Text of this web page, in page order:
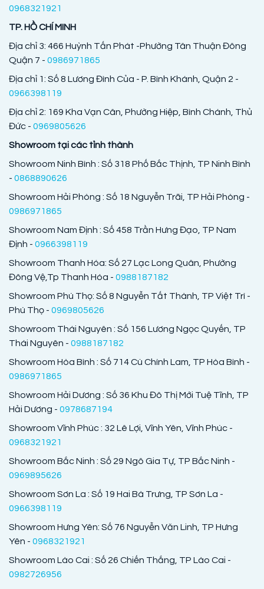
0968321921
TP. HỒ CHÍ MINH
Địa chỉ 3: 466 Huỳnh Tấn Phát -Phường Tân Thuận Đông
Quận 7 - 0986971865
Địa chỉ 1: Số 8 Lương Đình Của - P. Bình Khánh, Quận 2 -
0966398119
Địa chỉ 2: 169 Kha Vạn Cân, Phường Hiệp, Bình Chánh, Thủ
Đức - 0969805626
Showroom tại các tỉnh thành
Showroom Ninh Bình : Số 318 Phố Bắc Thịnh, TP Ninh Bình
- 0868890626
Showroom Hải Phòng : Số 18 Nguyễn Trãi, TP Hải Phòng -
0986971865
Showroom Nam Định : Số 458 Trần Hưng Đạo, TP Nam
Định - 0966398119
Showroom Thanh Hóa: Số 27 Lạc Long Quân, Phường
Đông Vệ,Tp Thanh Hóa - 0988187182
Showroom Phú Thọ: Số 8 Nguyễn Tất Thành, TP Việt Trì -
Phú Thọ - 0969805626
Showroom Thái Nguyên : Số 156 Lương Ngọc Quyến, TP
Thái Nguyên - 0988187182
Showroom Hòa Bình : Số 714 Cù Chính Lam, TP Hòa Bình -
0986971865
Showroom Hải Dương : Số 36 Khu Đô Thị Mới Tuệ Tĩnh, TP
Hải Dương - 0978687194
Showroom Vĩnh Phúc : 32 Lê Lợi, Vĩnh Yên, Vĩnh Phúc -
0968321921
Showroom Bắc Ninh : Số 29 Ngô Gia Tự, TP Bắc Ninh -
0969895626
Showroom Sơn La : Số 19 Hai Bà Trưng, TP Sơn La -
0966398119
Showroom Hưng Yên: Số 76 Nguyễn Văn Linh, TP Hưng
Yên - 0968321921
Showroom Lào Cai : Số 26 Chiến Thắng, TP Lào Cai -
0982726956